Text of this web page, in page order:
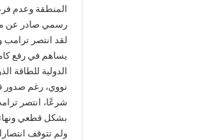
المنطقة وعدم
رسمي صادر عن
لقد انتصر
يساهم في رفع
الدولية للطاقة
نووي، رغم صدور
شرعًا، انتصر
بشكل قطعي
ولم تتوقف